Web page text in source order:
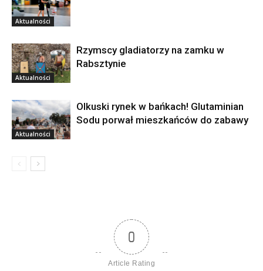
Aktualności
Aktualności
Rzymscy gladiatorzy na zamku w
Rabsztynie
Aktualności
Olkuski rynek w bańkach! Glutaminian
Sodu porwał mieszkańców do zabawy
0
Article Rating